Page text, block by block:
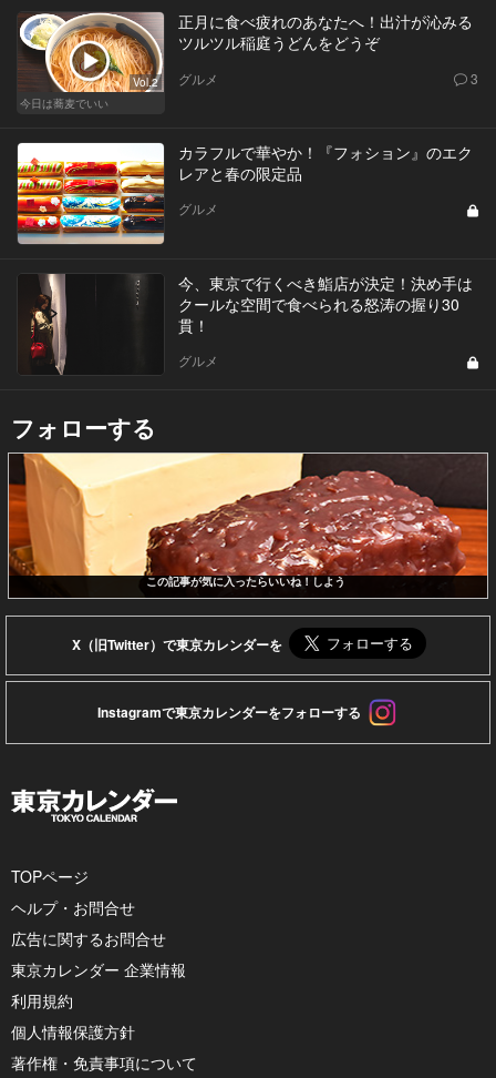
Vol.2
今日は蕎麦でいい
正月に食べ疲れのあなたへ！出汁が沁みる
ツルツル稲庭うどんをどうぞ
グルメ 3
カラフルで華やか！『フォション』のエク
レアと春の限定品
グルメ
今、東京で行くべき鮨店が決定！決め手は
クールな空間で食べられる怒涛の握り30
貫！
グルメ
フォローする
この記事が気に入ったらいいね！しよう
X（旧Twitter）で東京カレンダーを
Instagramで東京カレンダーをフォローする
TOPページ
ヘルプ・お問合せ
広告に関するお問合せ
東京カレンダー 企業情報
利用規約
個人情報保護方針
著作権・免責事項について